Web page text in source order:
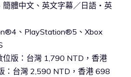
體中文、英文字幕／日語・英
、PlayStation®5、Xbox
版：台灣 1,790 NTD，香港
：台灣 2,590 NTD，香港 698